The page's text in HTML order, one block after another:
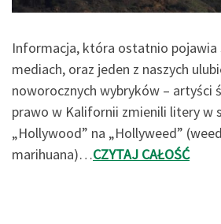
Informacja, która ostatnio pojawia
mediach, oraz jeden z naszych
noworocznych wybryków – artyści
prawo w Kalifornii zmienili litery w
„Hollywood” na „Hollyweed”
marihuana)…CZYTAJ CAŁOŚĆ